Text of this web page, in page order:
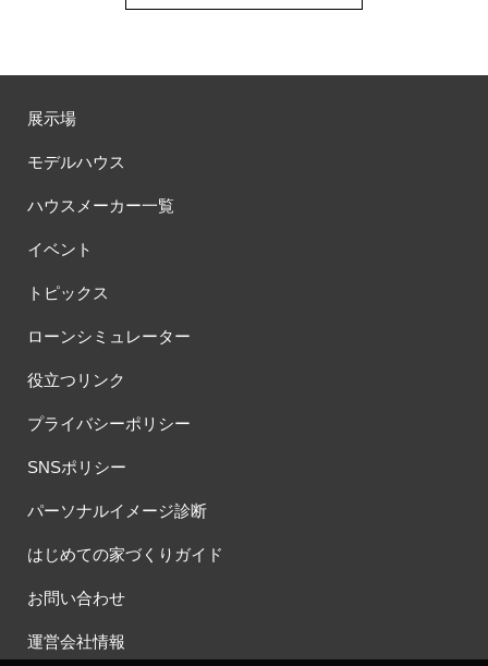
展示場
モデルハウス
ハウスメーカー一覧
イベント
トピックス
ローンシミュレーター
役立つリンク
プライバシーポリシー
SNSポリシー
パーソナルイメージ診断
はじめての家づくりガイド
お問い合わせ
運営会社情報